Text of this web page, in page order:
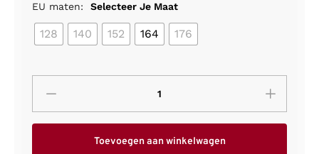
EU maten:
Selecteer Je Maat
128 140 152 164 176
Toevoegen aan winkelwagen